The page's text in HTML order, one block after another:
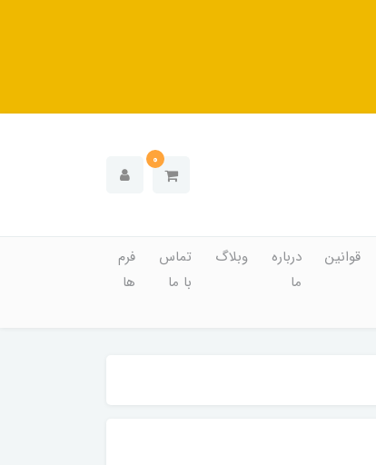
0
قوانین
درباره
ما
وبلاگ
تماس
با ما
فرم
ها